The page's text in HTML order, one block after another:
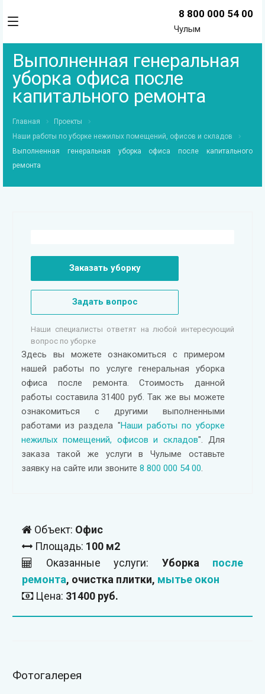
8 800 000 54 00
Чулым
Выполненная генеральная
уборка офиса после
капитального ремонта
Главная
Проекты
Наши работы по уборке нежилых помещений, офисов и складов
Выполненная генеральная уборка офиса после капитального
ремонта
Заказать уборку
Задать вопрос
Наши специалисты ответят на любой интересующий
вопрос по уборке
Здесь вы можете ознакомиться с примером
нашей работы по услуге генеральная уборка
офиса после ремонта. Стоимость данной
работы составила 31400 руб. Так же вы можете
ознакомиться с другими выполненными
работами из раздела "Наши работы по уборке
нежилых помещений, офисов и складов". Для
заказа такой же услуги в Чулыме оставьте
заявку на сайте или звоните 8 800 000 54 00.
Объект: Офис
Площадь: 100 м2
Оказанные услуги: Уборка после
ремонта, очистка плитки, мытье окон
Цена: 31400 руб.
Фотогалерея